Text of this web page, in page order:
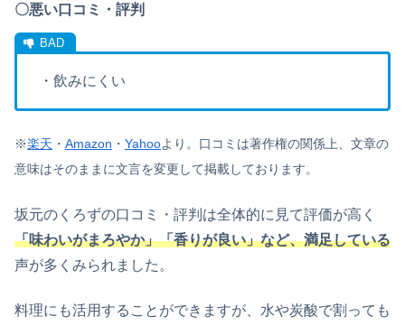
〇悪い口コミ・評判
・飲みにくい
※楽天 ・ Amazon ・ Yahooより。 口コミは著作権の関係上、文章の
意味はそのままに文言を変更して掲載しております。
坂元のくろずの口コミ・評判は全体的に見て評価が高く
「味わいがまろやか」「香りが良い」など、満足している
声が多くみられました。
料理にも活用することができますが、水や炭酸で割っても